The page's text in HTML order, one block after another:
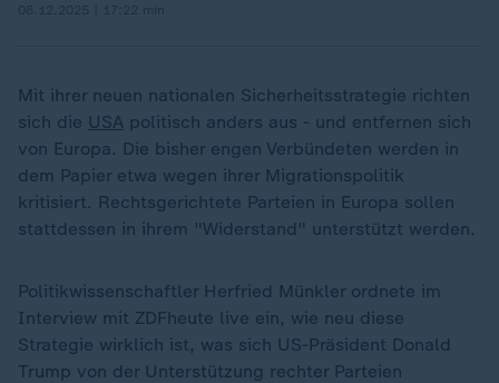
Mit ihrer neuen nationalen Sicherheitsstrategie richten
sich die USA politisch anders aus - und entfernen sich
von Europa. Die bisher engen Verbündeten werden in
dem Papier etwa wegen ihrer Migrationspolitik
kritisiert. Rechtsgerichtete Parteien in Europa sollen
stattdessen in ihrem "Widerstand" unterstützt werden.
Politikwissenschaftler Herfried Münkler ordnete im
Interview mit ZDFheute live ein, wie neu diese
Strategie wirklich ist, was sich US-Präsident Donald
Trump von der Unterstützung rechter Parteien